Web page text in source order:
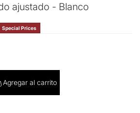
ajustado - Blanco
Special Prices
cantidad
Agregar al carrito